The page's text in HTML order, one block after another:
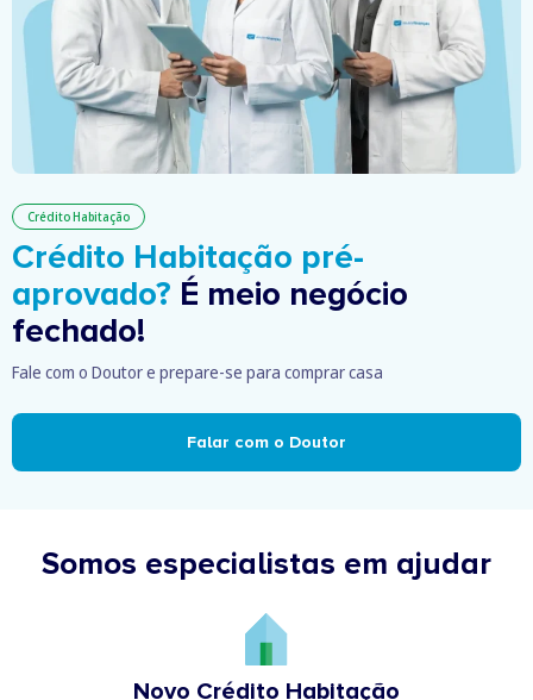
Crédito Habitação
Crédito Habitação pré-
aprovado? É meio negócio
fechado!
Fale com o Doutor e prepare-se para comprar casa
Falar com o Doutor
Somos especialistas em ajudar
Novo Crédito Habitação